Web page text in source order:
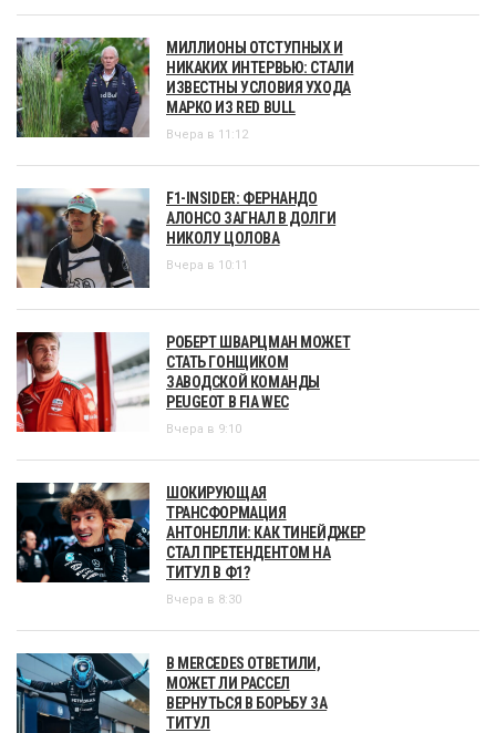
МИЛЛИОНЫ ОТСТУПНЫХ И
НИКАКИХ ИНТЕРВЬЮ: СТАЛИ
ИЗВЕСТНЫ УСЛОВИЯ УХОДА
МАРКО ИЗ RED BULL
Вчера в 11:12
F1-INSIDER: ФЕРНАНДО
АЛОНСО ЗАГНАЛ В ДОЛГИ
НИКОЛУ ЦОЛОВА
Вчера в 10:11
РОБЕРТ ШВАРЦМАН МОЖЕТ
СТАТЬ ГОНЩИКОМ
ЗАВОДСКОЙ КОМАНДЫ
PEUGEOT В FIA WEC
Вчера в 9:10
ШОКИРУЮЩАЯ
ТРАНСФОРМАЦИЯ
АНТОНЕЛЛИ: КАК ТИНЕЙДЖЕР
СТАЛ ПРЕТЕНДЕНТОМ НА
ТИТУЛ В Ф1?
Вчера в 8:30
В MERCEDES ОТВЕТИЛИ,
МОЖЕТ ЛИ РАССЕЛ
ВЕРНУТЬСЯ В БОРЬБУ ЗА
ТИТУЛ